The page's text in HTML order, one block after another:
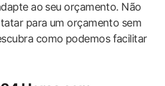
ao seu orçamento. Não
para um orçamento sem
como podemos facilitar